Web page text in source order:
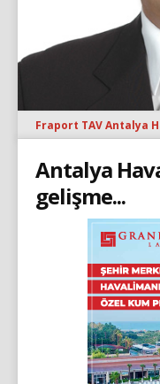
Fraport TAV Antalya
Antalya
gelişme...